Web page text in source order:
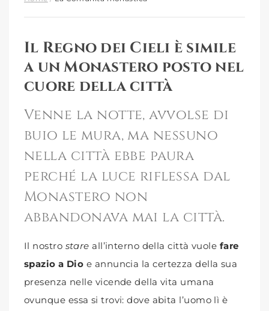
Il Regno dei Cieli è simile
a un Monastero posto nel
cuore della città
Venne la notte, avvolse di
buio le mura, ma nessuno
nella città ebbe paura
perché la luce riflessa dal
Monastero non
abbandonava mai la città.
Il nostro stare all’interno della città vuole fare
spazio a Dio e annuncia la certezza della sua
presenza nelle vicende della vita umana
ovunque essa si trovi: dove abita l’uomo lì è